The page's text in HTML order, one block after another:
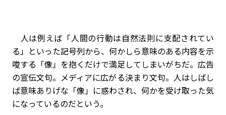
人は例えば「人間の行動は自然法則に支配されてい
る」といった記号列から、何かしら意味のある内容を示
唆する「像」を抱くだけで満足してしまいがちだ。広告
の宣伝文句。メディアに広がる決まり文句――。人はしばし
ば意味ありげな「像」に惑わされ、何かを受け取った気
になっているのだという。